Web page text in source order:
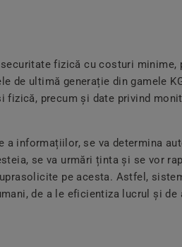
fizică cu costuri minime,
de ultimă generație din gamele
precum și date privind
a informațiilor, se va determina
se va urmări ținta și se vor
pe acesta. Astfel,
de a le eficientiza lucrul și de